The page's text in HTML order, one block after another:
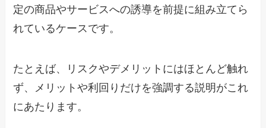
定の商品やサービスへの誘導を前提に組み立てら
れているケースです。
たとえば、
リスクやデメリットにはほとんど触れ
ず、メリットや利回りだけを強調する説明 がこれ
にあたります。